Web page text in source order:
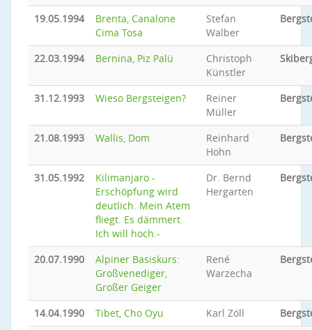
19.05.1994
Brenta, Canalone
Cima Tosa
Stefan
Walber
22.03.1994 Bernina, Piz Palü
Christoph
Künstler
31.12.1993 Wieso Bergsteigen?
Reiner
Müller
21.08.1993 Wallis, Dom
Reinhard
Hohn
31.05.1992
Kilimanjaro -
Erschöpfung wird
deutlich. Mein Atem
fliegt. Es dämmert.
Ich will hoch.-
Dr. Bernd
Hergarten
20.07.1990
Alpiner Basiskurs:
Großvenediger,
Großer Geiger
René
Warzecha
14.04.1990 Tibet, Cho Oyu Karl Zöll